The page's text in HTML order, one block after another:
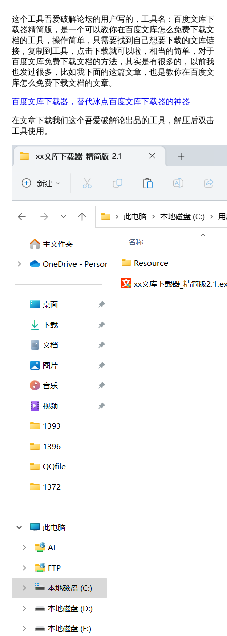
这个工具吾爱破解论坛的用户写的，工具名：百度文库下
载器精简版，是一个可以教你在百度文库怎么免费下载文
档的工具，操作简单，只需要找到自己想要下载的文库链
接，复制到工具，点击下载就可以啦，相当的简单，对于
百度文库免费下载文档的方法，其实是有很多的，以前我
也发过很多，比如我下面的这篇文章，也是教你在百度文
库怎么免费下载文档的文章。
百度文库下载器，替代冰点百度文库下载器的神器
在文章下载我们这个吾爱破解论出品的工具，解压后双击
工具使用。